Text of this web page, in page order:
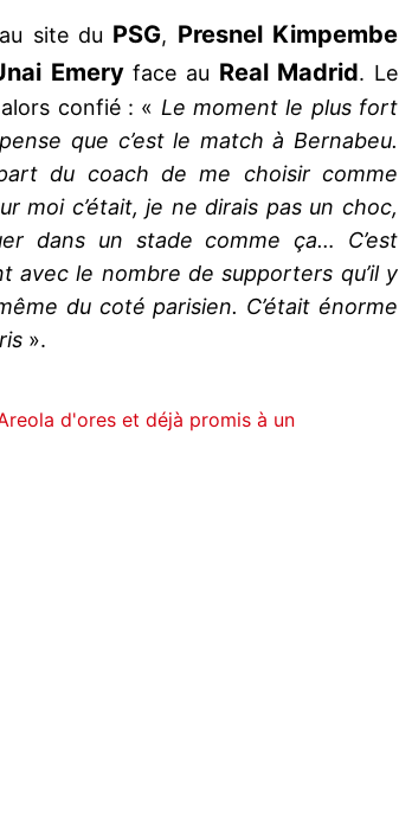
site du PSG, Presnel Kimpembe
Emeryface au Real Madrid. Le
confié : « Le moment le plus fort
que c’est le match à Bernabeu.
du coach de me choisir comme
moi c’était, je ne dirais pas un choc,
dans un stade comme ça… C’est
avec le nombre de supporters qu’il y
du coté parisien. C’était énorme
».
d'ores et déjà promis à un